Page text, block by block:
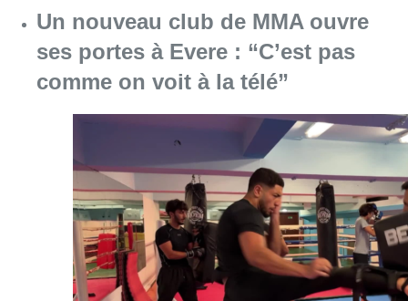
Un nouveau club de MMA ouvre
ses portes à Evere : “C’est pas
comme on voit à la télé”